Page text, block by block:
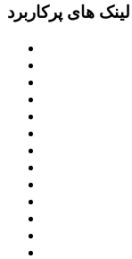
لینک های پرکاربرد